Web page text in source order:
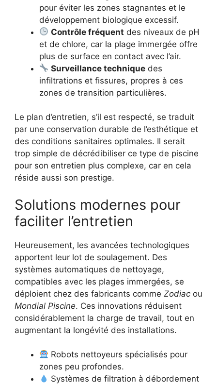
pour éviter les zones stagnantes et le
développement biologique excessif.
Contrôle fréquent des niveaux de pH
et de chlore, car la plage immergée offre
plus de surface en contact avec l’air.
Surveillance technique des
infiltrations et fissures, propres à ces
zones de transition particulières.
Le plan d’entretien, s’il est respecté, se traduit
par une conservation durable de l’esthétique et
des conditions sanitaires optimales. Il serait
trop simple de décrédibiliser ce type de piscine
pour son entretien plus complexe, car en cela
réside aussi son prestige.
Solutions modernes pour
faciliter l’entretien
Heureusement, les avancées technologiques
apportent leur lot de soulagement. Des
systèmes automatiques de nettoyage,
compatibles avec les plages immergées, se
déploient chez des fabricants comme Zodiac ou
Mondial Piscine. Ces innovations réduisent
considérablement la charge de travail, tout en
augmentant la longévité des installations.
Robots nettoyeurs spécialisés pour
zones peu profondes.
Systèmes de filtration à débordement